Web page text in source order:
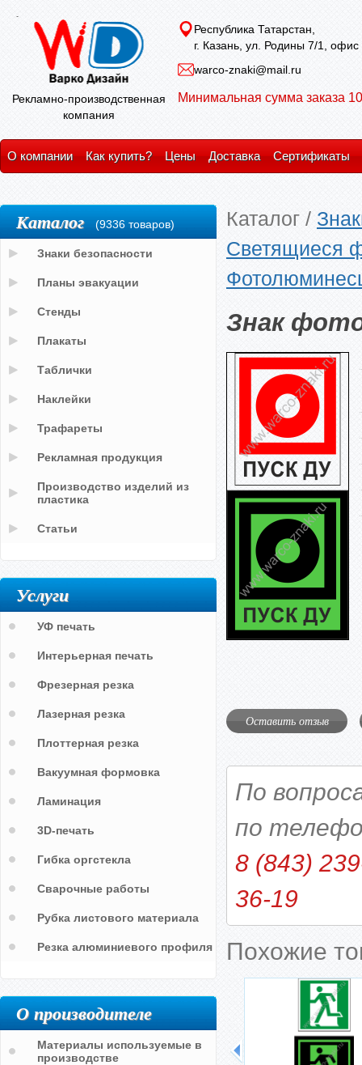
Рекламно-производственная
компания
Республика Татарстан,
г. Казань, ул. Родины 7/1, офис
warco-znaki@mail.ru
Минимальная сумма заказа
О компании Как купить? Цены Доставка Сертификаты
Каталог /
Светящиеся
Знак
Оставить отзыв
По
по
8 (843)
36-19
Похожие
Каталог (9336 товаров)
Знаки безопасности
Планы эвакуации
Стенды
Плакаты
Таблички
Наклейки
Трафареты
Рекламная продукция
Производство изделий из
пластика
Статьи
Услуги
УФ печать
Интерьерная печать
Фрезерная резка
Лазерная резка
Плоттерная резка
Вакуумная формовка
Ламинация
3D-печать
Гибка оргстекла
Сварочные работы
Рубка листового материала
Резка алюминиевого профиля
О производителе
Материалы используемые в
производстве